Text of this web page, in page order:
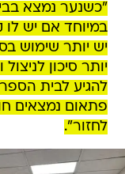
"כשנער נמצא
במיוחד אם יש לו
יש יותר שימוש
יותר סיכון
להגיע לבית
פתאום נמצאים
לחזור".